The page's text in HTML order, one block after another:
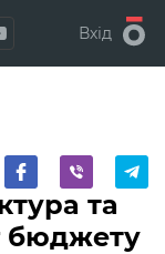
Вхід
та
бюджету